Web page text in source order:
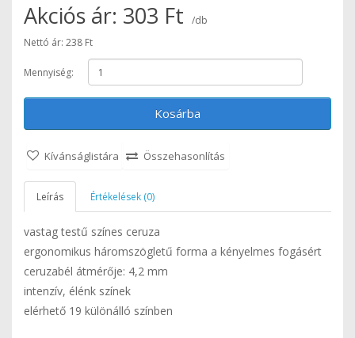
Akciós ár: 303 Ft
/db
Nettó ár: 238 Ft
Mennyiség:
Kosárba
Kívánságlistára Összehasonlítás
Leírás Értékelések (0)
vastag testű színes ceruza
ergonomikus háromszögletű forma a kényelmes fogásért
ceruzabél átmérője: 4,2 mm
intenzív, élénk színek
elérhető 19 különálló színben